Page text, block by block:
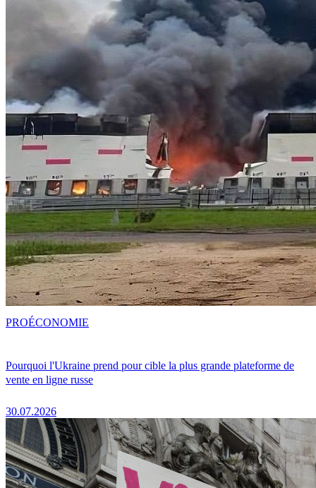
Pourquoi l'Ukraine prend pour cible la plus grande plateforme de
vente en ligne russe
30.07.2026
PROÉCONOMIE